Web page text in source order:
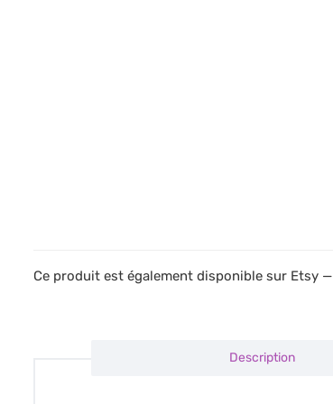
Ce produit est également disponible sur Etsy —
Description